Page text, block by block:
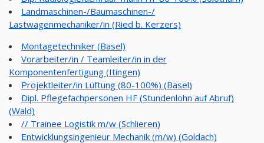
Landmaschinen-/Baumaschinen-/
Lastwagenmechaniker/in (Ried b. Kerzers)
Montagetechniker (Basel)
Vorarbeiter/in / Teamleiter/in in der
Komponentenfertigung (Itingen)
Projektleiter/in Lüftung (80-100%) (Basel)
Dipl. Pflegefachpersonen HF (Stundenlohn auf Abruf)
(Wald)
// Trainee Logistik m/w (Schlieren)
Entwicklungsingenieur Mechanik (m/w) (Goldach)